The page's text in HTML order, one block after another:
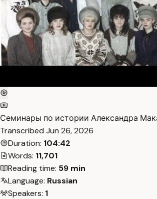
Семинары по истории Александра
Transcribed Jun 26, 2026
Duration: 104:42
Words: 11,701
Reading time: 59 min
Language: Russian
Speakers: 1